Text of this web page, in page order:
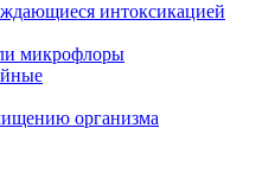
интоксикацией
микрофлоры
организма